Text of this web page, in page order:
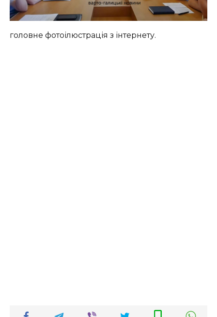
головне фотоілюстрація з інтернету.